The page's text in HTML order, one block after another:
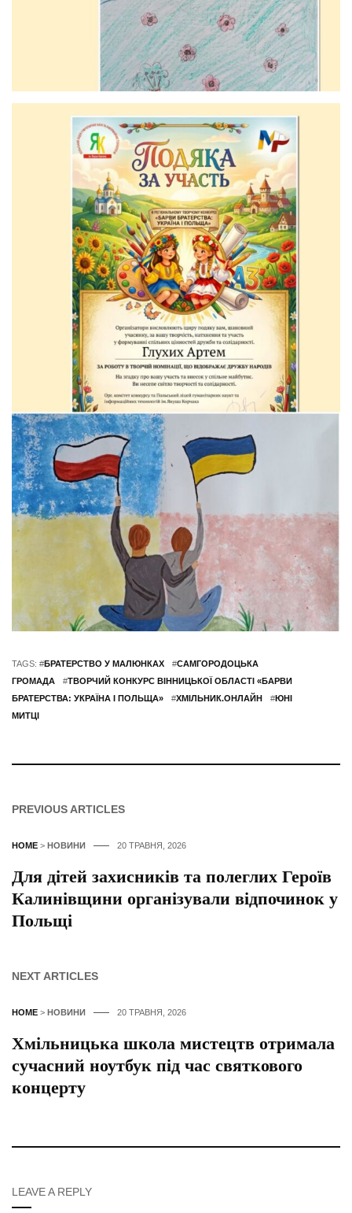
TAGS: #БРАТЕРСТВО У МАЛЮНКАХ #САМГОРОДОЦЬКА
ГРОМАДА
#ТВОРЧИЙ КОНКУРС ВІННИЦЬКОЇ ОБЛАСТІ «БАРВИ
БРАТЕРСТВА: УКРАЇНА І ПОЛЬЩА»
#ХМІЛЬНИК.ОНЛАЙН #ЮНІ
МИТЦІ
PREVIOUS ARTICLES
HOME > НОВИНИ 20 ТРАВНЯ, 2026
Для дітей захисників та полеглих Героїв
Калинівщини організували відпочинок у
Польщі
NEXT ARTICLES
HOME > НОВИНИ 20 ТРАВНЯ, 2026
Хмільницька школа мистецтв отримала
сучасний ноутбук під час святкового
концерту
LEAVE A REPLY